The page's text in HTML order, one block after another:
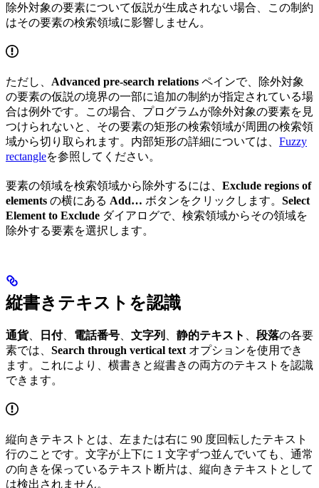
除外対象の要素について仮説が生成されない場合、この制約
はその要素の検索領域に影響しません。
ただし、 Advanced pre-search relations ペインで、除外対象
の要素の仮説の境界の一部に追加の制約が指定されている場
合は例外です。この場合、プログラムが除外対象の要素を見
つけられないと、その要素の矩形の検索領域が周囲の検索領
域から切り取られます。内部矩形の詳細については、 Fuzzy
rectangleを参照してください。
要素の領域を検索領域から除外するには、 Exclude regions of
elements の横にある Add… ボタンをクリックします。 Select
Element to Exclude ダイアログで、検索領域からその領域を
除外する要素を選択します。
縦書きテキストを認識
通貨、 日付、 電話番号 文字列 静的テキスト 段落の各要
素では、 Search through vertical text オプションを使用でき
ます。これにより、横書きと縦書きの両方のテキストを認識
できます。
縦向きテキストとは、左または右に 90 度回転したテキスト
行のことです。文字が上下に 1 文字ずつ並んでいても、通常
の向きを保っているテキスト断片は、縦向きテキストとして
は検出されません。